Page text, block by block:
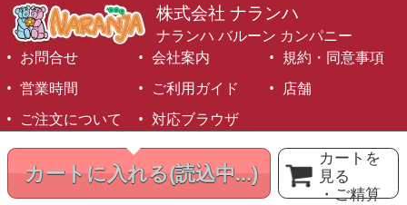
カートに入れる(読込中...)
カートを
見る
・ご精算
株式会社 ナランハ
ナランハ バルーン カンパニー
お問合せ
会社案内
規約・同意事項
営業時間
ご利用ガイド
店舗
ご注文について
対応ブラウザ
©1999-2026 NARANJA Inc. All Rights Reserved.